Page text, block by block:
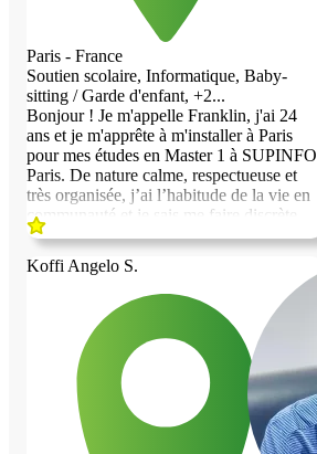
Paris - France
Soutien scolaire, Informatique, Baby-
sitting / Garde d'enfant, +2...
Bonjour ! Je m'appelle Franklin, j'ai 24
ans et je m'apprête à m'installer à Paris
pour mes études en Master 1 à SUPINFO
Paris. De nature calme, respectueuse et
très organisée, j’ai l’habitude de la vie en
communauté et je sais me faire discrète
quand il le faut. Mon rythme de vie sera
partagé entre mes cours la journée (ou
alternance si j'en trouve) et mes révisions
le soir. Je recherche un hébergement
chaleureux en échange de services. Au
plaisir d'échanger avec vous !
Koffi Angelo S.